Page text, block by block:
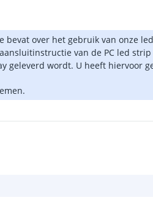
over het gebruik van onze
van de PC led
geleverd wordt. U heeft hiervoor